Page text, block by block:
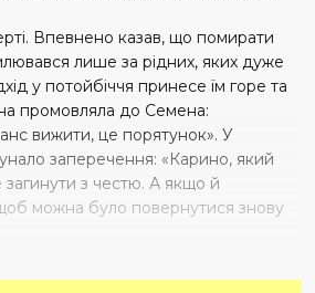
Впевнено казав, що помирати
лише за рідних, яких дуже
у потойбіччя принесе їм горе та
промовляла до Семена:
вижити, це порятунок». У
заперечення: «Карино, який
загинути з честю. А якщо й
можна було повернутися знову